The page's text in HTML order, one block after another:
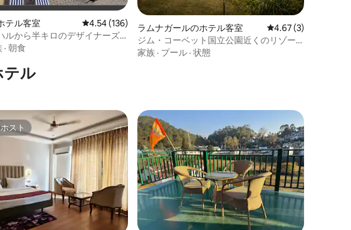
4.6つ星の平均評価
テル客室 レビュー136件、5つ星中4.54つ星の平均評価
4.54 (136)
ルから半キロのデザイナーズ
ともなお部屋
· 朝食
ラムナガールのホテル客室 レビュー3件、5つ星
4.67 (3)
ジム・コーベット国立公園近くのリゾー
ト内にある1ベッドルームの宿泊施設4棟
家族 · プール · 状態
ル
スト
スト